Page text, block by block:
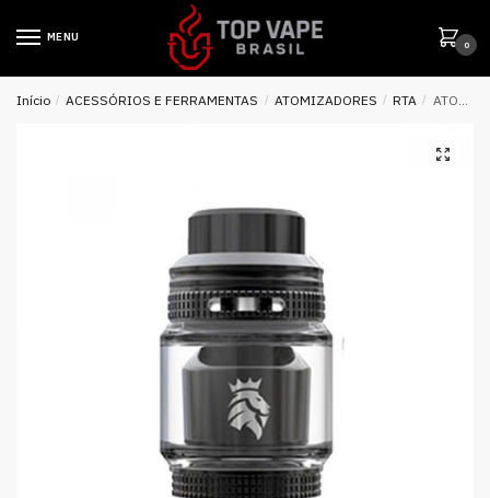
MENU
0
Início / ACESSÓRIOS E FERRAMENTAS / ATOMIZADORES / RTA / ATOMIZADOR SOLOMON 3 RTA – KAEES